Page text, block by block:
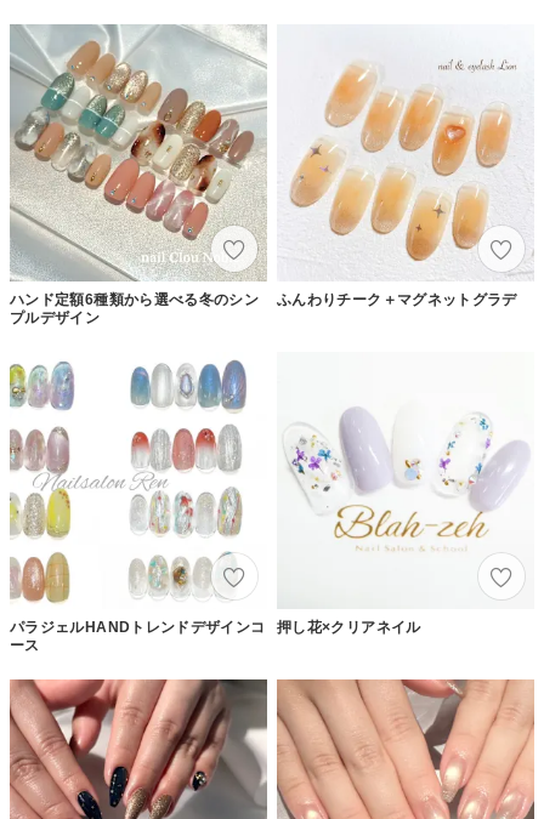
ハンド定額6種類から選べる冬のシン
プルデザイン
ふんわりチーク＋マグネットグラデ
パラジェルHANDトレンドデザインコ
ース
押し花×クリアネイル